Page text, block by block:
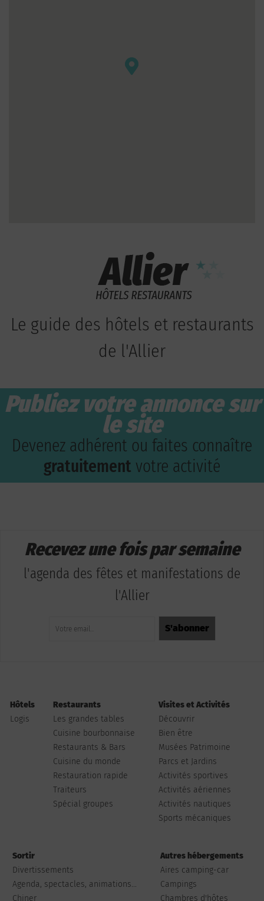
Le guide des hôtels et restaurants
de l'Allier
Publiez votre annonce sur
le site
Devenez adhérent ou faites connaître
gratuitement votre activité
Recevez une fois par semaine
l'agenda des fêtes et manifestations de
l'Allier
Hôtels
Logis
Restaurants
Les grandes tables
Cuisine bourbonnaise
Restaurants & Bars
Cuisine du monde
Restauration rapide
Traiteurs
Spécial groupes
Visites et Activités
Découvrir
Bien être
Musées Patrimoine
Parcs et Jardins
Activités sportives
Activités aériennes
Activités nautiques
Sports mécaniques
Sortir
Divertissements
Agenda, spectacles, animations...
Chiner
Autres hébergements
Aires camping-car
Campings
Chambres d'hôtes